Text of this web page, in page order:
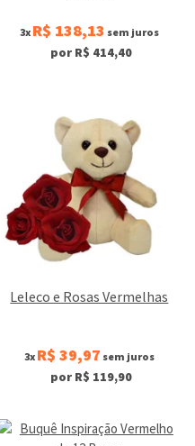
3x R$ 138,13 sem juros
por R$ 414,40
Leleco e Rosas Vermelhas
3x R$ 39,97 sem juros
por R$ 119,90